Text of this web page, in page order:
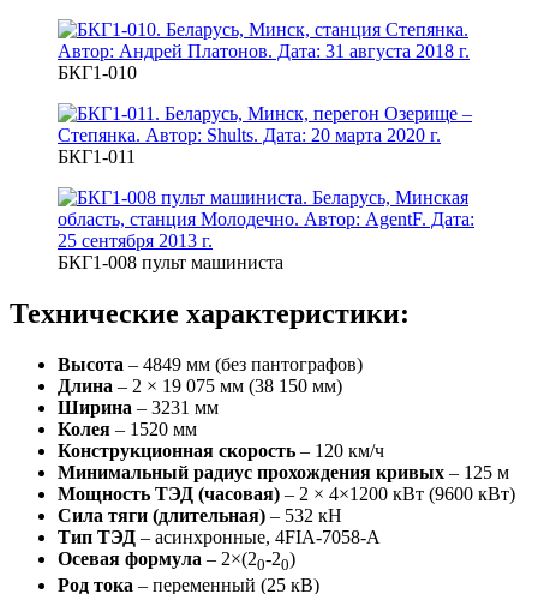
БКГ1-010
БКГ1-011
БКГ1-008 пульт машиниста
Технические характеристики:
Высота – 4849 мм (без пантографов)
Длина – 2 × 19 075 мм (38 150 мм)
Ширина – 3231 мм
Колея – 1520 мм
Конструкционная скорость – 120 км/ч
Минимальный радиус прохождения кривых – 125 м
Мощность ТЭД (часовая) – 2 × 4×1200 кВт (9600 кВт)
Сила тяги (длительная) – 532 кН
Тип ТЭД – асинхронные, 4FIA-7058-A
Осевая формула – 2×(20-20)
Род тока – переменный (25 кВ)